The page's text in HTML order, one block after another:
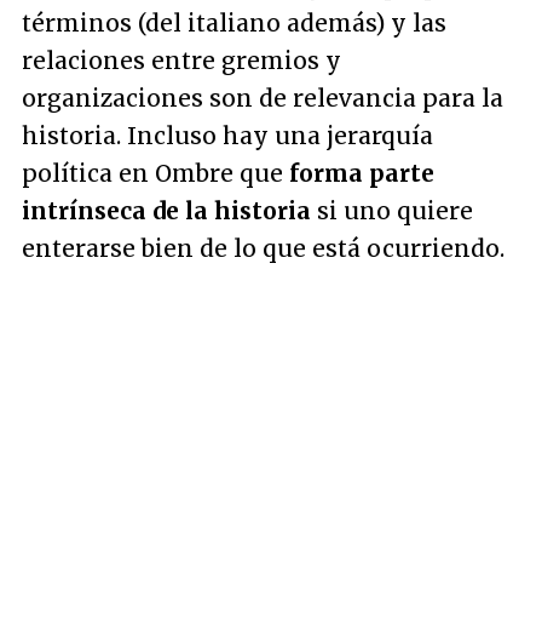
términos (del italiano además) y las
relaciones entre gremios y
organizaciones son de relevancia para la
historia. Incluso hay una jerarquía
política en Ombre que forma parte
intrínseca de la historia si uno quiere
enterarse bien de lo que está ocurriendo.